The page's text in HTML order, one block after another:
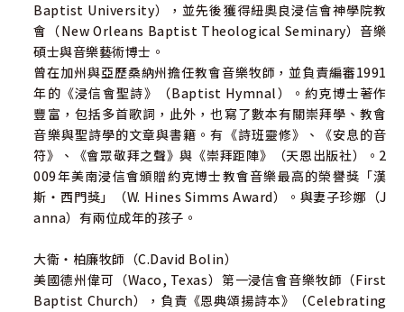
Baptist University），並先後獲得紐奧良浸信會神學院教
會（New Orleans Baptist Theological Seminary）音樂
碩士與音樂藝術博士。
曾在加州與亞歷桑納州擔任教會音樂牧師，並負責編審1991
年的《浸信會聖詩》（Baptist Hymnal）。約克博士著作
豐富，包括多首歌詞，此外，也寫了數本有關崇拜學、教會
音樂與聖詩學的文章與書籍。有《詩班靈修》、《安息的音
符》、《會眾敬拜之聲》與《崇拜距陣》（天恩出版社）。2
009年美南浸信會頒贈約克博士教會音樂最高的榮譽獎「漢
斯‧西門獎」（W. Hines Simms Award）。與妻子珍娜（J
anna）有兩位成年的孩子。
大衛‧柏廉牧師（C.David Bolin）
美國德州偉可（Waco, Texas）第一浸信會音樂牧師（First
Baptist Church），負責《恩典頌揚詩本》（Celebrating